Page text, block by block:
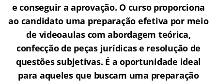
e conseguir a aprovação. O curso proporciona
ao candidato uma preparação efetiva por meio
de videoaulas com abordagem teórica,
confecção de peças jurídicas e resolução de
questões subjetivas. É a oportunidade ideal
para aqueles que buscam uma preparação